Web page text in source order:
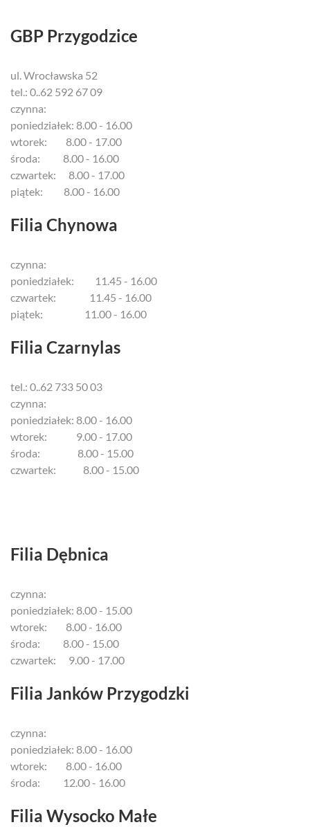
GBP Przygodzice
ul. Wrocławska 52
tel.: 0..62 592 67 09
czynna:
poniedziałek: 8.00 - 16.00
wtorek: 8.00 - 17.00
środa: 8.00 - 16.00
czwartek: 8.00 - 17.00
piątek: 8.00 - 16.00
Filia Chynowa
czynna:
poniedziałek: 11.45 - 16.00
czwartek: 11.45 - 16.00
piątek: 11.00 - 16.00
Filia Czarnylas
tel.: 0..62 733 50 03
czynna:
poniedziałek: 8.00 - 16.00
wtorek: 9.00 - 17.00
środa: 8.00 - 15.00
czwartek: 8.00 - 15.00
Filia Dębnica
czynna:
poniedziałek: 8.00 - 15.00
wtorek: 8.00 - 16.00
środa: 8.00 - 15.00
czwartek: 9.00 - 17.00
Filia Janków Przygodzki
czynna:
poniedziałek: 8.00 - 16.00
wtorek: 8.00 - 16.00
środa: 12.00 - 16.00
Filia Wysocko Małe